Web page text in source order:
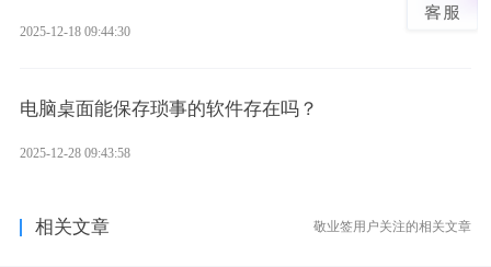
2025-12-18 09:44:30
电脑桌面能保存琐事的软件存在吗？
2025-12-28 09:43:58
相关文章 敬业签用户关注的相关文章